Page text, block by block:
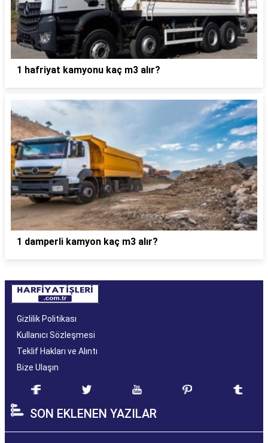
1 hafriyat kamyonu kaç m3 alır?
1 damperli kamyon kaç m3 alır?
Gizlilik Politikası
Kullanıcı Sözleşmesi
Teklif Hakları ve Alıntı
Bize Ulaşın
SON EKLENEN YAZILAR